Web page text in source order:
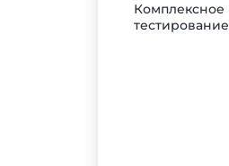
Комплексное
тестирование